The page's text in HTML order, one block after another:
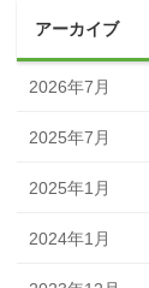
アーカイブ
2026年7月
2025年7月
2025年1月
2024年1月